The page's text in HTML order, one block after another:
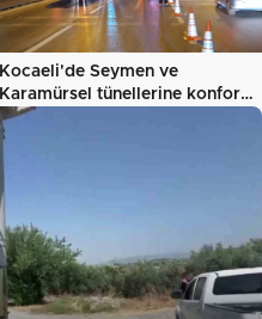
Kocaeli'de Seymen ve
Karamürsel tünellerine konfor…